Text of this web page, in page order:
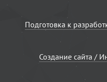
Подготовка к
Создание сайта /